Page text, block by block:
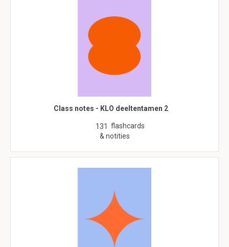
Class notes - KLO deeltentamen 2
131 flashcards
& notities